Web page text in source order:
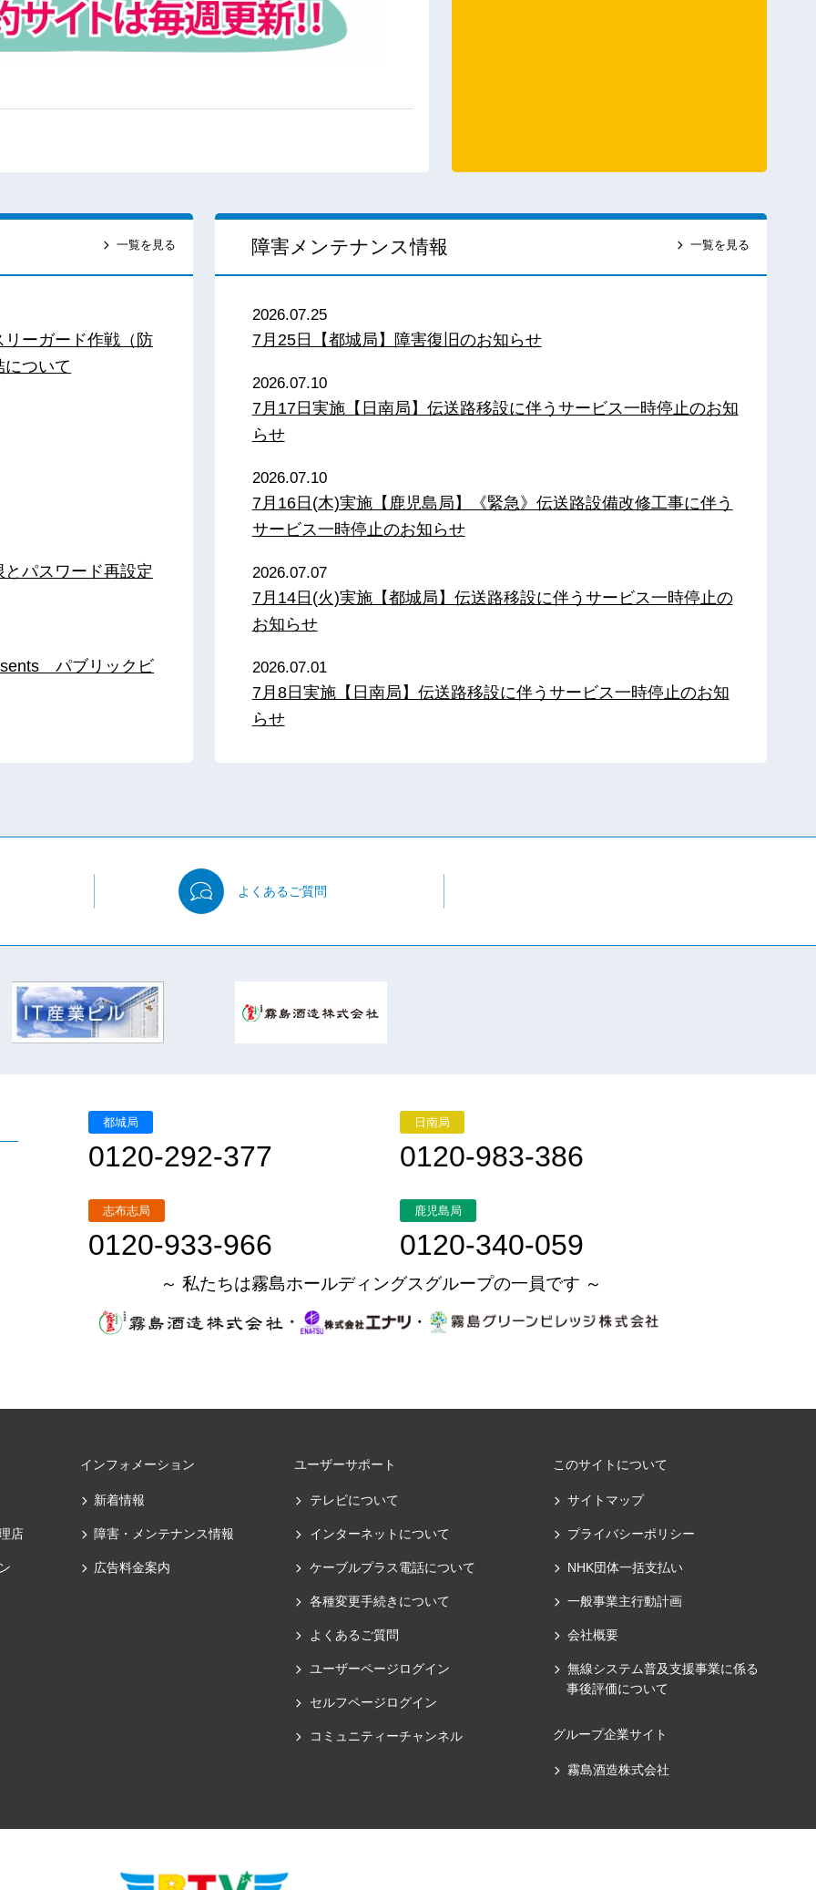
一覧を見る
ーガード作戦（防
ついて
パスワード再設定
パブリックビ
障害メンテナンス情報 一覧を見る
2026.07.25
7月25日【都城局】障害復旧のお知らせ
2026.07.10
7月17日実施【日南局】伝送路移設に伴うサービス一時停止のお知
らせ
2026.07.10
7月16日(木)実施【鹿児島局】《緊急》伝送路設備改修工事に伴う
サービス一時停止のお知らせ
2026.07.07
7月14日(火)実施【都城局】伝送路移設に伴うサービス一時停止の
お知らせ
2026.07.01
7月8日実施【日南局】伝送路移設に伴うサービス一時停止のお知
らせ
よくあるご質問
都城局
0120-292-377
日南局
0120-983-386
志布志局
0120-933-966
鹿児島局
0120-340-059
～ 私たちは霧島ホールディングスグループの一員です ～
・
・
店
インフォメーション
新着情報
障害・メンテナンス情報
広告料金案内
ユーザーサポート
テレビについて
インターネットについて
ケーブルプラス電話について
各種変更手続きについて
よくあるご質問
ユーザーページログイン
セルフページログイン
コミュニティーチャンネル
このサイトについて
サイトマップ
プライバシーポリシー
NHK団体一括支払い
一般事業主行動計画
会社概要
無線システム普及支援事業に係る
事後評価について
グループ企業サイト
霧島酒造株式会社